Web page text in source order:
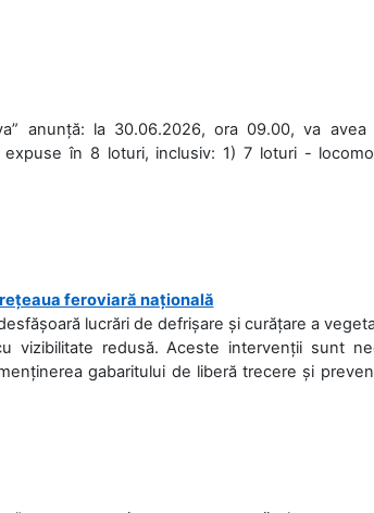
anunță: la 30.06.2026, ora 09.00, va
expuse în 8 loturi, inclusiv: 1) 7 loturi -
feroviară națională
lucrări de defrișare și curățare a
vizibilitate redusă. Aceste intervenții sunt
gabaritului de liberă trecere și